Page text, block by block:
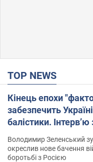
TOP NEWS
Кінець епохи
забезпечить
балістики.
Володимир Зеленський
окреслив нове бачення
боротьбі з Росією